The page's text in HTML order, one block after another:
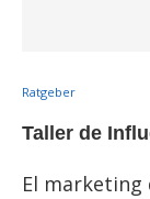
Ratgeber
Taller de
El marketing